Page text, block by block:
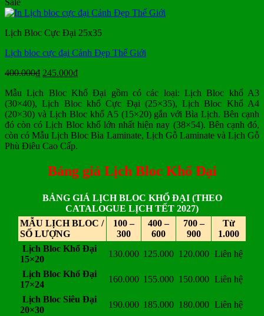
là:
tại
190.000₫.
Lịch Bloc Cực Đại 25x35
Lịch bloc cực đại Cảnh Đẹp Thế Giới
400.000₫ Giá
là:
400.000₫.
245.000₫Giá
tại
là:
245.000₫.
Mẫu Lịch Bloc Khổ Đại gồm có các loại: Lịch Bloc khổ A3
(30×40), Lịch Bloc khổ Cực Đại (25×35), Lịch Bloc Khổ A4
(20×30) và Lịch Bloc khổ A5 (15×20) gắn với Bìa Lịch. Bên cạnh
đó còn có Lịch Bloc khổ lớn nhất hiện nay (38×54). Bên cạnh đó,
còn có Mẫu Lịch Bloc Bìa Laminate, Lịch Gỗ Laminate và Lịch Gỗ
Phù Điêu Cao Cấp.
Bảng giá Lịch Bloc Khổ Đại
BẢNG GIÁ LỊCH BLOC KHỔ ĐẠI (THEO
CATALOGUE LỊCH TẾT 2027)
MẪU LỊCH BLOC /
SỐ LƯỢNG
100 –
300
400 –
600
700 –
900
Từ
1.000
Lịch Bloc Khổ Đại
15×20
130.000 125.000 120.000 Liên hệ
Lịch Bloc Khổ Đại
17×24
160.000 155.000 150.000 Liên hệ
Lịch Bloc Siêu Đại
20×30
190.000 185.000 180.000 Liên hệ